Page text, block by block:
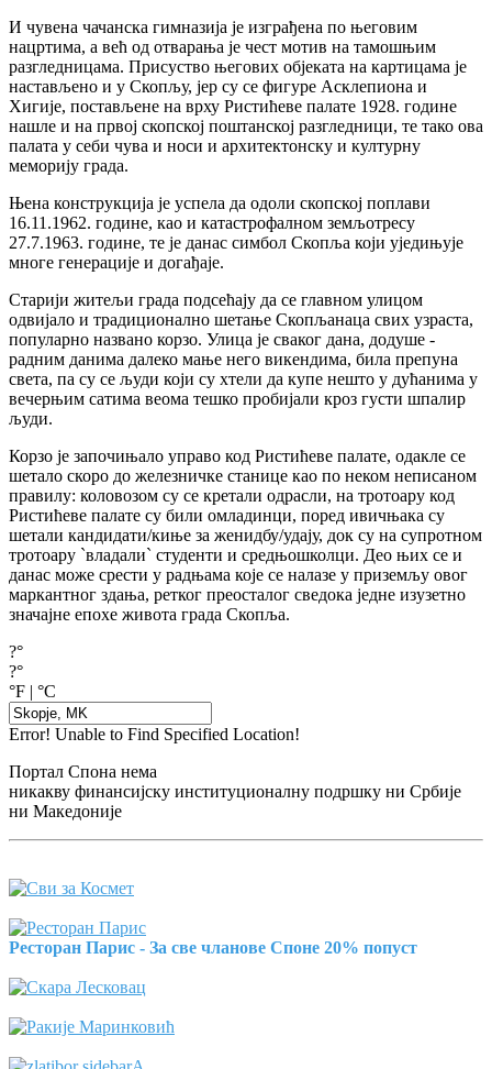
И чувена чачанска гимназија је изграђена по његовим
нацртима, а већ од отварања је чест мотив на тамошњим
разгледницама. Присуство његових објеката на картицама је
настављено и у Скопљу, јер су се фигуре Асклепиона и
Хигије, постављене на врху Ристићеве палате 1928. године
нашле и на првој скопској поштанској разгледници, те тако ова
палата у себи чува и носи и архитектонску и културну
меморију града.
Њена конструкција је успела да одоли скопској поплави
16.11.1962. године, као и катастрофалном земљотресу
27.7.1963. године, те је данас симбол Скопља који уједињује
многе генерације и догађаје.
Старији житељи града подсећају да се главном улицом
одвијало и традиционално шетање Скопљанаца свих узраста,
популарно названо корзо. Улица је сваког дана, додуше -
радним данима далеко мање него викендима, била препуна
света, па су се људи који су хтели да купе нешто у дућанима у
вечерњим сатима веома тешко пробијали кроз густи шпалир
људи.
Корзо је започињало управо код Ристићеве палате, одакле се
шетало скоро до железничке станице као по неком неписаном
правилу: коловозом су се кретали одрасли, на тротоару код
Ристићеве палате су били омладинци, поред ивичњака су
шетали кандидати/киње за женидбу/удају, док су на супротном
тротоару `владали` студенти и средњошколци. Део њих се и
данас може срести у радњама које се налазе у приземљу овог
маркантног здања, ретког преосталог сведока једне изузетно
значајне епохе живота града Скопља.
?°
?°
°F | °C
Error! Unable to Find Specified Location!
Портал Спона нема
никакву финансијску институционалну подршку ни Србије
ни Македоније
Ресторан Парис - За све чланове Споне 20% попуст